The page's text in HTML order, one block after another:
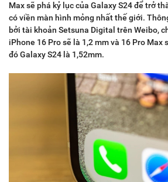
Max sẽ phá kỷ lục của Galaxy S24 để trở
có viền màn hình mỏng nhất thế giới.
bởi tài khoản Setsuna Digital trên Weibo,
iPhone 16 Pro sẽ là 1,2 mm và 16 Pro Max
đó Galaxy S24 là 1,52mm.